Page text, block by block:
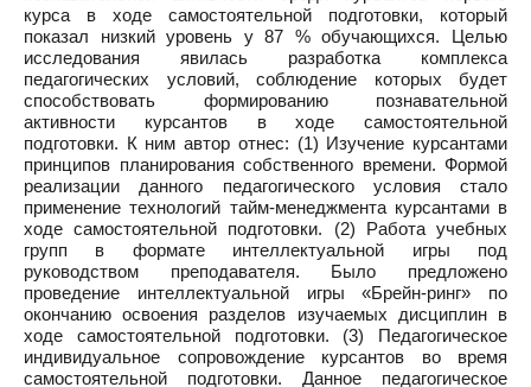
курса в ходе самостоятельной подготовки, который
показал низкий уровень у 87 % обучающихся. Целью
исследования явилась разработка комплекса
педагогических условий, соблюдение которых будет
способствовать формированию познавательной
активности курсантов в ходе самостоятельной
подготовки. К ним автор отнес: (1) Изучение курсантами
принципов планирования собственного времени. Формой
реализации данного педагогического условия стало
применение технологий тайм-менеджмента курсантами в
ходе самостоятельной подготовки. (2) Работа учебных
групп в формате интеллектуальной игры под
руководством преподавателя. Было предложено
проведение интеллектуальной игры «Брейн-ринг» по
окончанию освоения разделов изучаемых дисциплин в
ходе самостоятельной подготовки. (3) Педагогическое
индивидуальное сопровождение курсантов во время
самостоятельной подготовки. Данное педагогическое